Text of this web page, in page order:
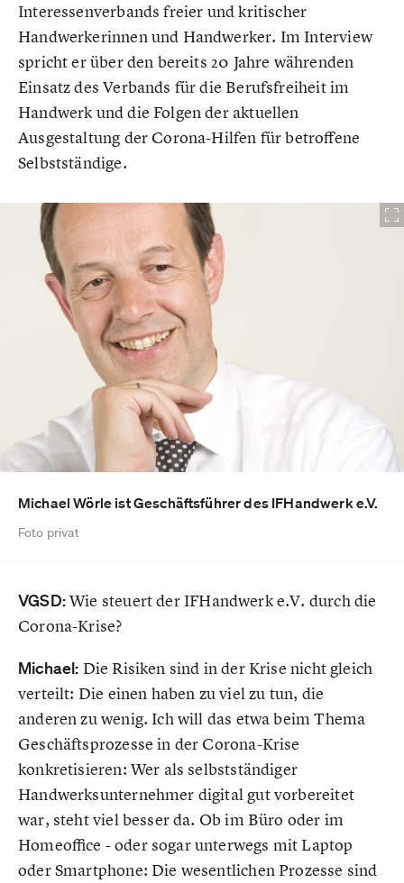
Interessenverbands freier und kritischer
Handwerkerinnen und Handwerker. Im Interview
spricht er über den bereits 20 Jahre währenden
Einsatz des Verbands für die Berufsfreiheit im
Handwerk und die Folgen der aktuellen
Ausgestaltung der Corona-Hilfen für betroffene
Selbstständige.
Michael Wörle ist Geschäftsführer des IFHandwerk e.V.
Foto privat
VGSD:Wie steuert der IFHandwerk e.V. durch die
Corona-Krise?
Michael: Die Risiken sind in der Krise nicht gleich
verteilt: Die einen haben zu viel zu tun, die
anderen zu wenig. Ich will das etwa beim Thema
Geschäftsprozesse in der Corona-Krise
konkretisieren: Wer als selbstständiger
Handwerksunternehmer digital gut vorbereitet
war, steht viel besser da. Ob im Büro oder im
Homeoffice - oder sogar unterwegs mit Laptop
oder Smartphone: Die wesentlichen Prozesse sind